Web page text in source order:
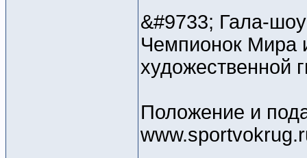
&#9733; Гала-
Чемпионок Мира
художественной
Положение и